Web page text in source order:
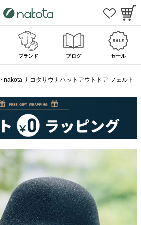
ブランド ブログ セール
nakota ナコタサウナハットアウトドア フェルト